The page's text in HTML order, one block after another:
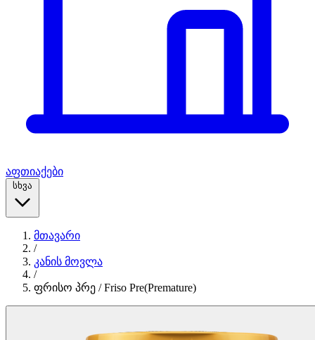
აფთიაქები
სხვა
მთავარი
/
კანის მოვლა
/
ფრისო პრე / Friso Pre(Premature)